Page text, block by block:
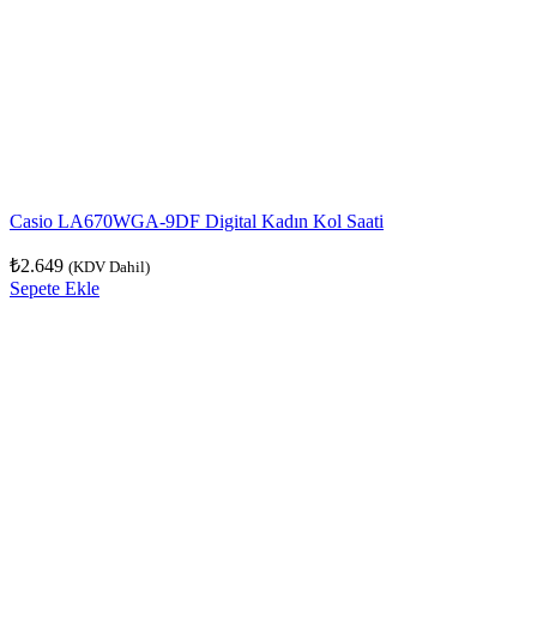
Casio LA670WGA-9DF Digital Kadın Kol Saati
₺2.649 (KDV Dahil)
Sepete Ekle